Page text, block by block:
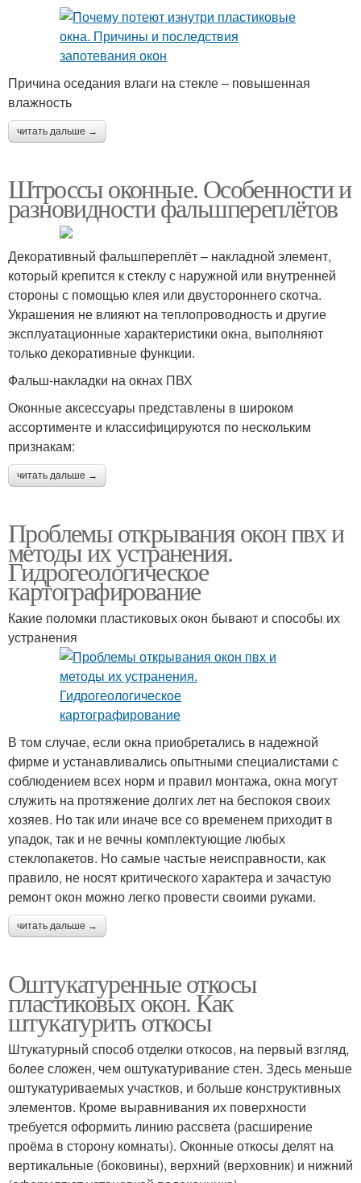
Причина оседания влаги на стекле – повышенная
влажность
читать дальше →
Штроссы оконные. Особенности и
разновидности фальшпереплётов
Декоративный фальшпереплёт – накладной элемент,
который крепится к стеклу с наружной или внутренней
стороны с помощью клея или двустороннего скотча.
Украшения не влияют на теплопроводность и другие
эксплуатационные характеристики окна, выполняют
только декоративные функции.
Фальш-накладки на окнах ПВХ
Оконные аксессуары представлены в широком
ассортименте и классифицируются по нескольким
признакам:
читать дальше →
Проблемы открывания окон пвх и
методы их устранения.
Гидрогеологическое
картографирование
Какие поломки пластиковых окон бывают и способы их
устранения
В том случае, если окна приобретались в надежной
фирме и устанавливались опытными специалистами с
соблюдением всех норм и правил монтажа, окна могут
служить на протяжение долгих лет на беспокоя своих
хозяев. Но так или иначе все со временем приходит в
упадок, так и не вечны комплектующие любых
стеклопакетов. Но самые частые неисправности, как
правило, не носят критического характера и зачастую
ремонт окон можно легко провести своими руками.
читать дальше →
Оштукатуренные откосы
пластиковых окон. Как
штукатурить откосы
Штукатурный способ отделки откосов, на первый взгляд,
более сложен, чем оштукатуривание стен. Здесь меньше
оштукатуриваемых участков, и больше конструктивных
элементов. Кроме выравнивания их поверхности
требуется оформить линию рассвета (расширение
проёма в сторону комнаты). Оконные откосы делят на
вертикальные (боковины), верхний (верховник) и нижний